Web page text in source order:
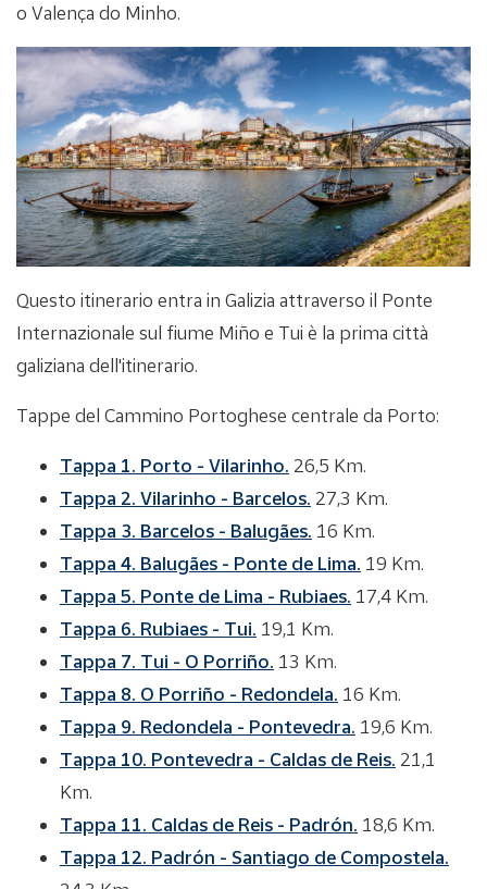
o Valença do Minho.
Questo itinerario entra in Galizia attraverso il Ponte
Internazionale sul fiume Miño e Tui è la prima città
galiziana dell'itinerario.
Tappe del Cammino Portoghese centrale da Porto:
Tappa 1. Porto - Vilarinho. 26,5 Km.
Tappa 2. Vilarinho - Barcelos. 27,3 Km.
Tappa 3. Barcelos - Balugães. 16 Km.
Tappa 4. Balugães - Ponte de Lima. 19 Km.
Tappa 5. Ponte de Lima - Rubiaes. 17,4 Km.
Tappa 6. Rubiaes - Tui. 19,1 Km.
Tappa 7. Tui - O Porriño. 13 Km.
Tappa 8. O Porriño - Redondela. 16 Km.
Tappa 9. Redondela - Pontevedra. 19,6 Km.
Tappa 10. Pontevedra - Caldas de Reis. 21,1
Km.
Tappa 11. Caldas de Reis - Padrón. 18,6 Km.
Tappa 12. Padrón - Santiago de Compostela.